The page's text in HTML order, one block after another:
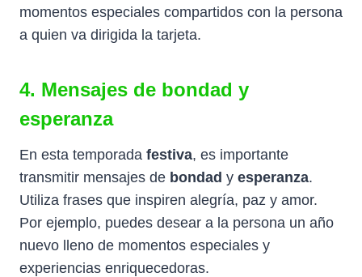
momentos especiales compartidos con la persona
a quien va dirigida la tarjeta.
4. Mensajes de bondad y
esperanza
En esta temporada festiva, es importante
transmitir mensajes de bondad y esperanza.
Utiliza frases que inspiren alegría, paz y amor.
Por ejemplo, puedes desear a la persona un año
nuevo lleno de momentos especiales y
experiencias enriquecedoras.